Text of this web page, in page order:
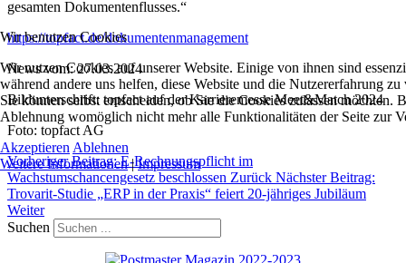
gesamten Dokumentenflusses.“
https://topfact.de/dokumentenmanagement
News vom: 27.03.2024
Bildunterschrift: topfact auf der Karrieremesse Meet&Match 2024
Foto: topfact AG
Vorheriger Beitrag: E-Rechnungspflicht im
Wachstumschancengesetz beschlossen Zurück Nächster Beitrag:
Trovarit-Studie „ERP in der Praxis“ feiert 20-jähriges Jubiläum
Weiter
Suchen
Wir benutzen Cookies
Wir nutzen Cookies auf unserer Website. Einige von ihnen sind
während andere uns helfen, diese Website und die Nutzererfahrung
Sie können selbst entscheiden, ob Sie die Cookies zulassen möchten.
Ablehnung womöglich nicht mehr alle Funktionalitäten der Seite zur
Akzeptieren Ablehnen
Weitere Informationen|Impressum